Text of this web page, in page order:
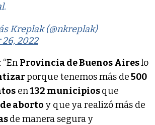
Kreplak (@nkreplak)
26, 2022
Provincia de Buenos Aireslo
porque tenemos más de500
en132 municipiosque
aborto y que ya realizó más de
de manera segura y